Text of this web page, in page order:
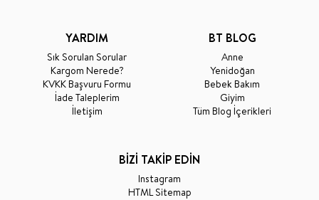
YARDIM
Sık Sorulan Sorular
Kargom Nerede?
KVKK Başvuru Formu
İade Taleplerim
İletişim
BT BLOG
Anne
Yenidoğan
Bebek Bakım
Giyim
Tüm Blog İçerikleri
BİZİ TAKİP EDİN
Instagram
HTML Sitemap